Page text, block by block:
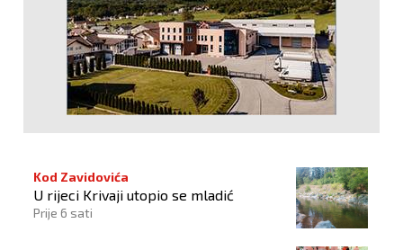
Kod Zavidovića
U rijeci Krivaji utopio se mladić
Prije 6 sati